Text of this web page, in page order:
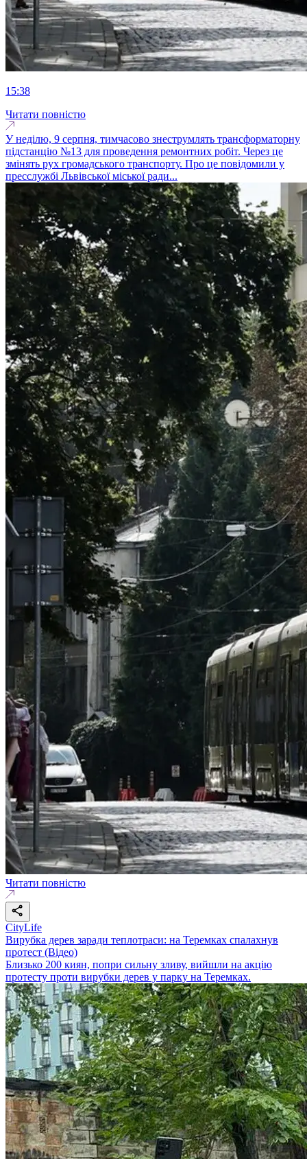
15:38
Читати повністю
У неділю, 9 серпня, тимчасово знеструмлять трансформаторну
підстанцію №13 для проведення ремонтних робіт. Через це
змінять рух громадського транспорту. Про це повідомили у
пресслужбі Львівської міської ради...
Читати повністю
CityLife
Вирубка дерев заради теплотраси: на Теремках спалахнув
протест (Відео)
Близько 200 киян, попри сильну зливу, вийшли на акцію
протесту проти вирубки дерев у парку на Теремках.